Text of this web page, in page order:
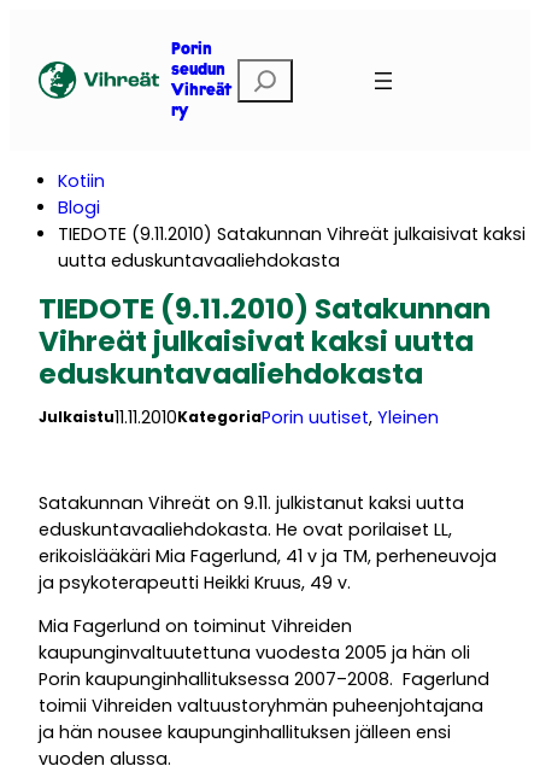
Porin
seudun
Vihreät
ry
t
Kotiin
Blogi
TIEDOTE (9.11.2010) Satakunnan Vihreät julkaisivat kaksi
uutta eduskuntavaaliehdokasta
TIEDOTE (9.11.2010) Satakunnan
Vihreät julkaisivat kaksi uutta
eduskuntavaaliehdokasta
Julkaistu11.11.2010KategoriaPorin uutiset, Yleinen
Satakunnan Vihreät on 9.11. julkistanut kaksi uutta
eduskuntavaaliehdokasta. He ovat porilaiset LL,
erikoislääkäri Mia Fagerlund, 41 v ja TM, perheneuvoja
ja psykoterapeutti Heikki Kruus, 49 v.
Mia Fagerlund on toiminut Vihreiden
kaupunginvaltuutettuna vuodesta 2005 ja hän oli
Porin kaupunginhallituksessa 2007–2008. Fagerlund
toimii Vihreiden valtuustoryhmän puheenjohtajana
ja hän nousee kaupunginhallituksen jälleen ensi
vuoden alussa.